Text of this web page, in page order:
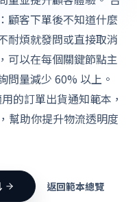
顧客下單後不知道什麼
耐煩就發問或直接取消
可以在每個關鍵節點主
問量減少 60% 以上。
的訂單出貨通知範本，
幫助你提升物流透明度
返回範本總覽